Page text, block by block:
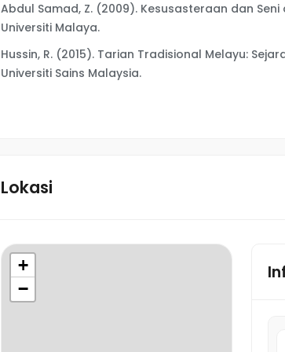
Abdul Samad, Z. (2009). Kesusasteraan dan
Universiti Malaya.
Hussin, R. (2015). Tarian Tradisional Melayu:
Universiti Sains Malaysia.
Lokasi
+
−